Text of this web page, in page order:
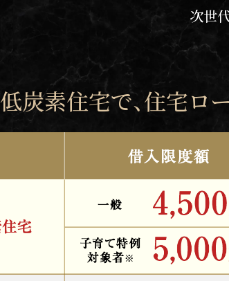
次世
低炭素住宅で、住宅ロ